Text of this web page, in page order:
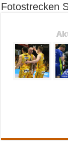
Fotostrecken